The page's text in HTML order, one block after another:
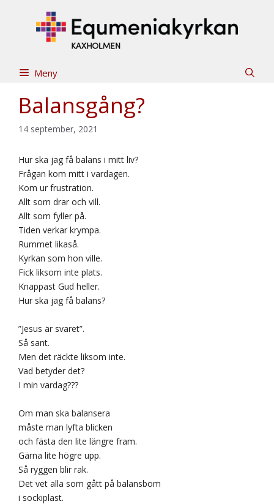
Meny
Balansgång?
14 september, 2021
Hur ska jag få balans i mitt liv?
Frågan kom mitt i vardagen.
Kom ur frustration.
Allt som drar och vill.
Allt som fyller på.
Tiden verkar krympa.
Rummet likaså.
Kyrkan som hon ville.
Fick liksom inte plats.
Knappast Gud heller.
Hur ska jag få balans?
”Jesus är svaret”.
Så sant.
Men det räckte liksom inte.
Vad betyder det?
I min vardag???
Om man ska balansera
måste man lyfta blicken
och fästa den lite längre fram.
Gärna lite högre upp.
Så ryggen blir rak.
Det vet alla som gått på balansbom
i sockiplast.